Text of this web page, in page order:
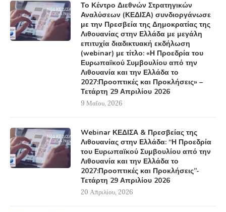
Το Κέντρο Διεθνών Στρατηγικών
Αναλύσεων (ΚΕΔΙΣΑ) συνδιοργάνωσε
με την Πρεσβεία της Δημοκρατίας της
Λιθουανίας στην Ελλάδα με μεγάλη
επιτυχία διαδικτυακή εκδήλωση
(webinar) με τίτλο: «Η Προεδρία του
Ευρωπαϊκού Συμβουλίου από την
Λιθουανία και την Ελλάδα το
2027:Προοπτικές και Προκλήσεις» –
Τετάρτη 29 Απριλίου 2026
9 Μαΐου, 2026
Webinar ΚΕΔΙΣΑ & Πρεσβείας της
Λιθουανίας στην Ελλάδα: “Η Προεδρία
του Ευρωπαϊκού Συμβουλίου από την
Λιθουανία και την Ελλάδα το
2027:Προοπτικές και Προκλήσεις”-
Τετάρτη 29 Απριλίου 2026
20 Απριλίου, 2026